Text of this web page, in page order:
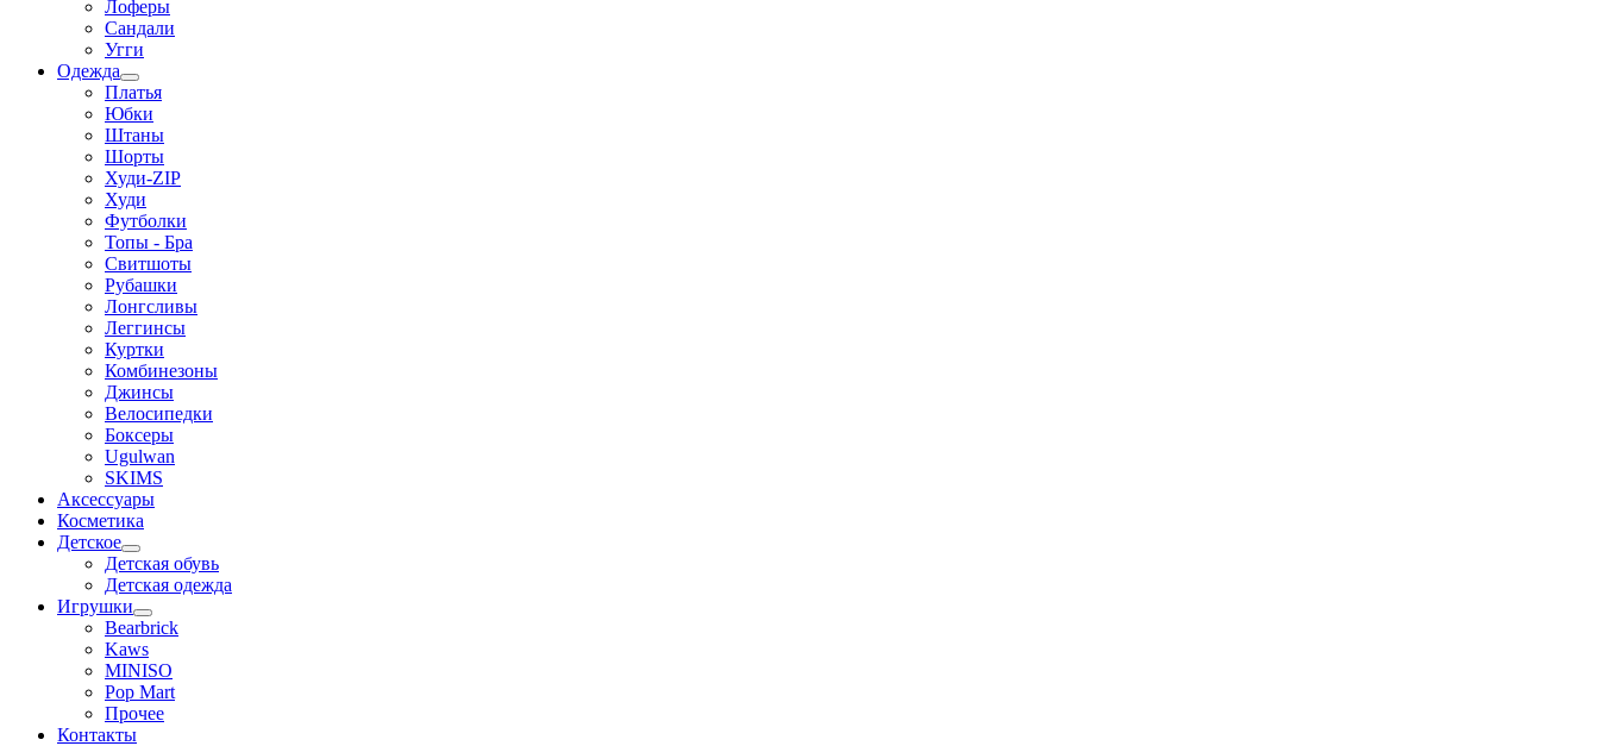
Лоферы
Сандали
Угги
Одежда
Платья
Юбки
Штаны
Шорты
Худи-ZIP
Худи
Футболки
Топы - Бра
Свитшоты
Рубашки
Лонгсливы
Леггинсы
Куртки
Комбинезоны
Джинсы
Велосипедки
Боксеры
Ugulwan
SKIMS
Аксессуары
Косметика
Детское
Детская обувь
Детская одежда
Игрушки
Bearbrick
Kaws
MINISO
Pop Mart
Прочее
Контакты